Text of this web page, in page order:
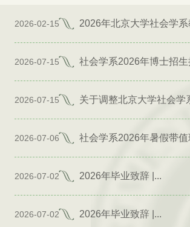
2026-02-15
2026-07-15
2026-07-15 关于调整北京大学社会学
2026-07-06 社会学系2026年暑假带值
2026-07-02 2026年毕业致辞 |...
2026-07-02 2026年毕业致辞 |...